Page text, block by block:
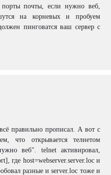
порты почты, если нужно веб,
на корневых и пробуем
пинговатся ваш сервер с
правильно прописал. А вот с
что открывается телнетом
веб". telnet активировал,
где host=webserver.server.loc и
разные и server.loc тоже и